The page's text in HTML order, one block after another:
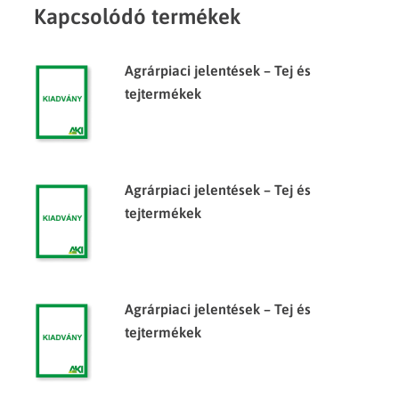
Kapcsolódó termékek
Agrárpiaci jelentések – Tej és
tejtermékek
Agrárpiaci jelentések – Tej és
tejtermékek
Agrárpiaci jelentések – Tej és
tejtermékek